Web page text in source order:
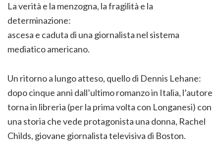
La verità e la menzogna, la fragilità e la
determinazione:
ascesa e caduta di una giornalista nel sistema
mediatico americano.
Un ritorno a lungo atteso, quello di Dennis Lehane:
dopo cinque anni dall’ultimo romanzo in Italia, l’autore
torna in libreria (per la prima volta con Longanesi) con
una storia che vede protagonista una donna, Rachel
Childs, giovane giornalista televisiva di Boston.